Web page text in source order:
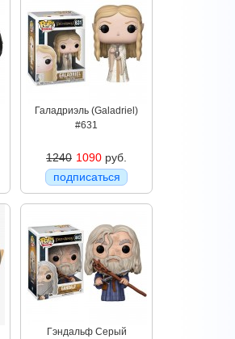
Галадриэль (Galadriel)
#631
1240 1090 руб.
подписаться
Гэндальф Серый